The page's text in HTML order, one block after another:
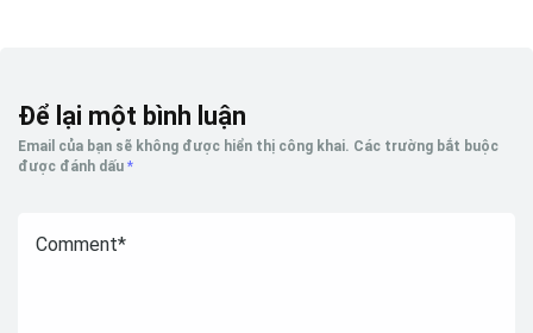
Để lại một bình luận
Email của bạn sẽ không được hiển thị công khai. Các trường bắt buộc
được đánh dấu *